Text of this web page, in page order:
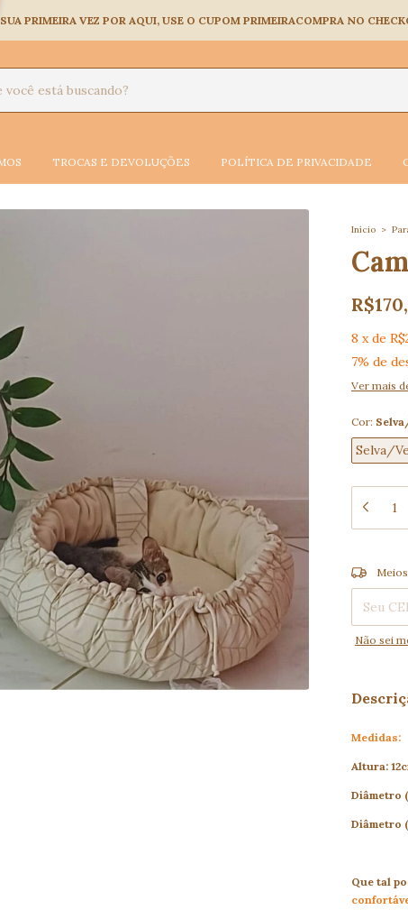
SUA PRIMEIRA VEZ POR AQUI, USE O CUPOM PRIMEIRACOMPRA NO
TROCAS E DEVOLUÇÕES POLÍTICA DE PRIVACIDADE
Início >
8 xde
7% de
Ver mais
Cor:
Selva/
Entregas
Não sei
Medidas:
Altura:
Diâmetro
Diâmetro
Que tal